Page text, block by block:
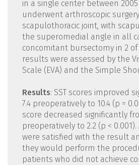
in a single center between 2005
underwent arthroscopic
scapulothoracic joint, with
the superomedial angle in all
concomitant bursectomy in 2 of
results were assessed by the
Scale (EVA) and the Simple
Results: SST scores improved
7.4 preoperatively to 10.4 (p =
score decreased significantly
preoperatively to 2.2 (p <
were satisfied with the result
they would perform the
patients who did not achieve